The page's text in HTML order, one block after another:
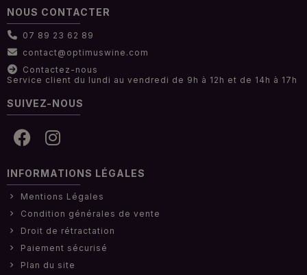
NOUS CONTACTER
07 89 23 62 89
contact@optimuswine.com
Contactez-nous
Service client du lundi au vendredi de 9h à 12h et de 14h à 17h
SUIVEZ-NOUS
INFORMATIONS LÉGALES
Mentions Légales
Condition générales de vente
Droit de rétractation
Paiement sécurisé
Plan du site